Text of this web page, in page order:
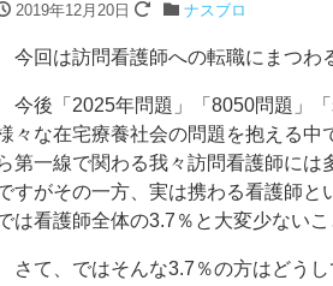
2019年12月20日 ナスブロ
今回は訪問看護師への転職にまつわ
今後「2025年問題」「8050問題」
々な在宅療養社会の問題を抱える中
第一線で関わる我々訪問看護師には
すがその一方、実は携わる看護師と
は看護師全体の3.7％と大変少ないこ
さて、ではそんな3.7％の方はどう